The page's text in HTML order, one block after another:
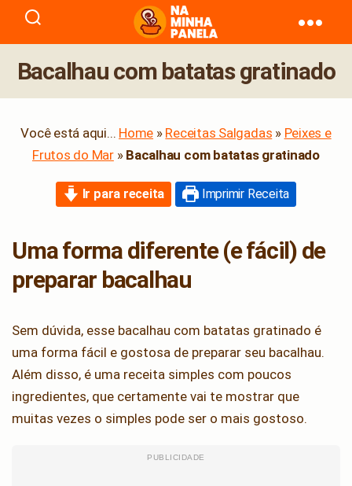
naminhapanela.com
Bacalhau com batatas gratinado
Você está aqui... Home » Receitas Salgadas » Peixes e
Frutos do Mar» Bacalhau com batatas gratinado
Ir para receita Imprimir Receita
Uma forma diferente (e fácil) de
preparar bacalhau
Sem dúvida, esse bacalhau com batatas gratinado é
uma forma fácil e gostosa de preparar seu bacalhau.
Além disso, é uma receita simples com poucos
ingredientes, que certamente vai te mostrar que
muitas vezes o simples pode ser o mais gostoso.